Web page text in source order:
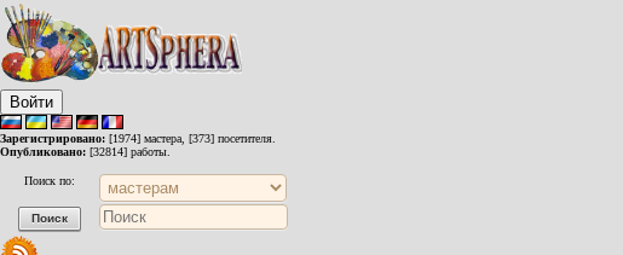
Войти
Зарегистрировано: [1974] мастера, [373] посетителя.
Опубликовано: [32814] работы.
Поиск по: